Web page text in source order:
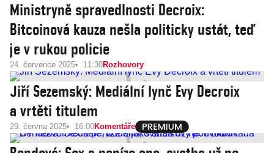
Ministryně spravedlnosti Decroix:
Bitcoinová kauza nešla politicky ustát, teď
je v rukou policie
24. července 2025 11:30Rozhovory
Jiří Sezemský: Mediální lynč Evy Decroix
a vrtěti titulem
29. června 2025 16:00Komentáře